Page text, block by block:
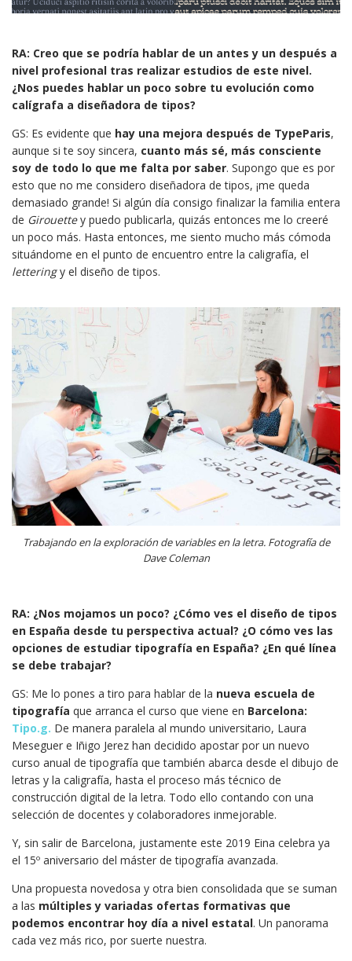
RA: Creo que se podría hablar de un antes y un después a
nivel profesional tras realizar estudios de este nivel.
¿Nos puedes hablar un poco sobre tu evolución como
calígrafa a diseñadora de tipos?
GS: Es evidente que hay una mejora después de TypeParis,
aunque si te soy sincera, cuanto más sé, más consciente
soy de todo lo que me falta por saber. Supongo que es por
esto que no me considero diseñadora de tipos, ¡me queda
demasiado grande! Si algún día consigo finalizar la familia entera
de Girouettey puedo publicarla, quizás entonces me lo creeré
un poco más. Hasta entonces, me siento mucho más cómoda
situándome en el punto de encuentro entre la caligrafía, el
letteringy el diseño de tipos.
Trabajando en la exploración de variables en la letra. Fotografía de
Dave Coleman
RA: ¿Nos mojamos un poco? ¿Cómo ves el diseño de tipos
en España desde tu perspectiva actual? ¿O cómo ves las
opciones de estudiar tipografía en España? ¿En qué línea
se debe trabajar?
GS: Me lo pones a tiro para hablar de la nueva escuela de
tipografía que arranca el curso que viene en Barcelona:
Tipo.g. De manera paralela al mundo universitario, Laura
Meseguer e Iñigo Jerez han decidido apostar por un nuevo
curso anual de tipografía que también abarca desde el dibujo de
letras y la caligrafía, hasta el proceso más técnico de
construcción digital de la letra. Todo ello contando con una
selección de docentes y colaboradores inmejorable.
Y, sin salir de Barcelona, justamente este 2019 Eina celebra ya
el 15º aniversario del máster de tipografía avanzada.
Una propuesta novedosa y otra bien consolidada que se suman
a las múltiples y variadas ofertas formativas que
podemos encontrar hoy día a nivel estatal. Un panorama
cada vez más rico, por suerte nuestra.